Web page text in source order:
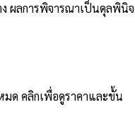
ผลการพิจารณาเป็นดุลพินิจ
มด คลิกเพื่อดูราคาและขั้น